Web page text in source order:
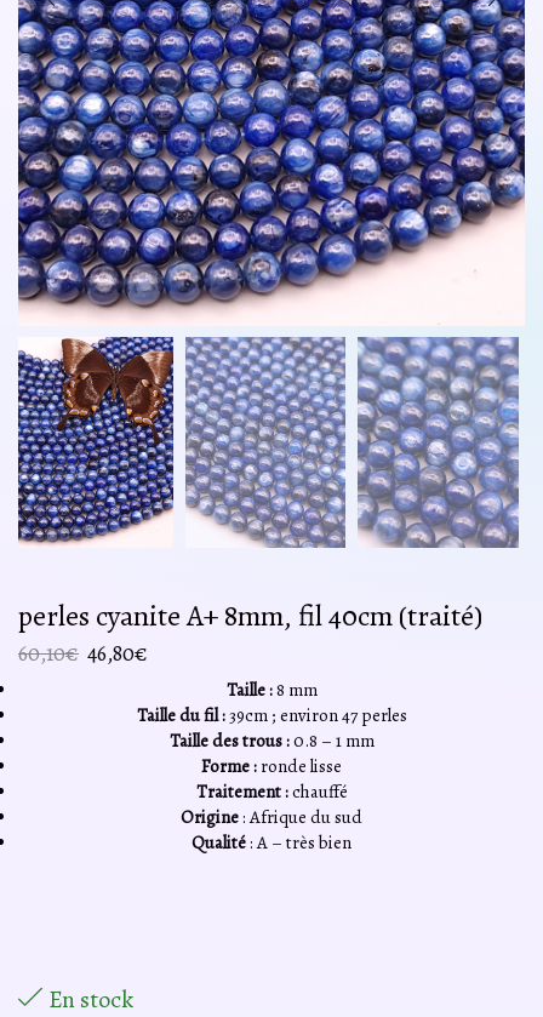
perles cyanite A+ 8mm, fil 40cm (traité)
60,10€ Le
46,80€
actuel
est :
46,80€.
Taille :8 mm
Taille du fil :39cm ; environ 47 perles
Taille des trous :0.8 – 1 mm
Forme : ronde lisse
Traitement :chauffé
Origine: Afrique du sud
Qualité: A – très bien
En stock